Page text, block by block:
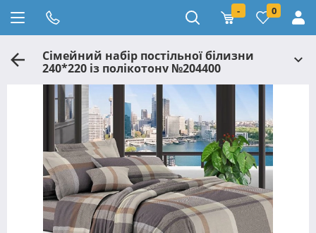
- 0
Сімейний набір постільної білизни
240*220 із полікотону №204400
Черешенька™